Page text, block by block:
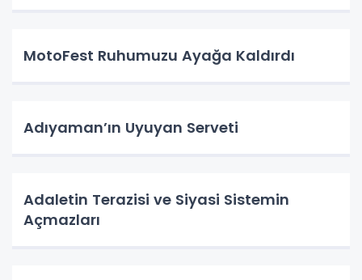
MotoFest Ruhumuzu Ayağa Kaldırdı
Adıyaman’ın Uyuyan Serveti
Adaletin Terazisi ve Siyasi Sistemin
Açmazları